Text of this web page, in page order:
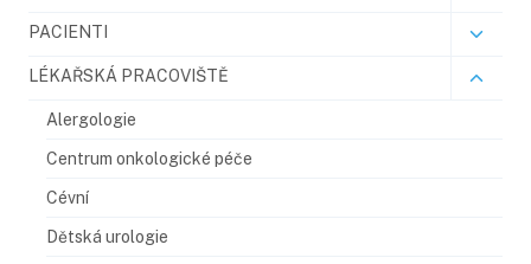
PACIENTI
LÉKAŘSKÁ PRACOVIŠTĚ
Alergologie
Centrum onkologické péče
Cévní
Dětská urologie